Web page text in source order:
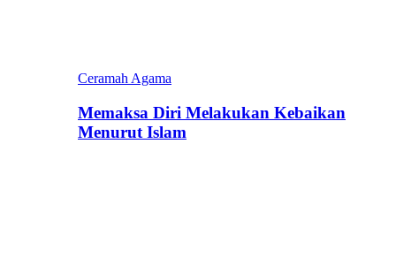
Ceramah Agama
Memaksa Diri Melakukan Kebaikan
Menurut Islam